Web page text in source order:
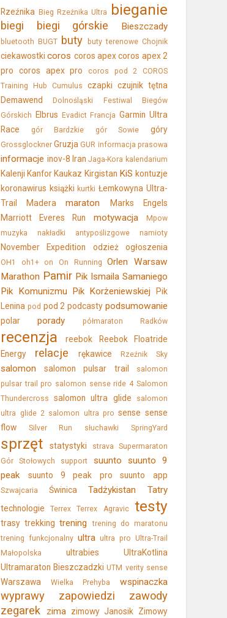
Rzeźnika Bieg Rzeźnika Ultra bieganie
biegi biegi górskie Bieszczady
bluetooth BUGT buty buty terenowe Chojnik
ciekawostki coros coros apex coros apex 2
pro
coros apex pro coros pod 2
COROS
Training Hub
Cumulus czapki czujnik tętna
Demawend
Dolnośląski Festiwal Biegów
Górskich
Elbrus Evadict Francja Garmin Ultra
Race
gór Bardzkie gór Sowie góry
Grossglockner Gruzja GUR informacja prasowa
informacje inov-8 Iran Jaga-Kora kalendarium
Kalenji Kanfor Kaukaz Kirgistan KiS kontuzje
koronawirus książki kurtki Łemkowyna Ultra-
Trail
Madera maraton
Marks Engels
Marriott Everes Run
motywacja
Mpow
muzyka
nakładki antypoślizgowe namioty
November Expedition odzież ogłoszenia
OH1 oh1+ on On Running
Orlen Warsaw
Marathon Pamir Pik Ismaila Samaniego
Pik Komunizmu
Pik Korżeniewskiej
Pik
Lenina pod pod 2 podcasty podsumowanie
polar porady półmaraton Radków
recenzja reebok
Reebok Floatride
Energy
relacje rękawice Rzeźnik Sky
salomon salomon pulsar trail
salomon
pulsar trail pro salomon sense ride 4 Salomon
Thundercross
salomon ultra glide
salomon
ultra glide 2 salomon ultra pro sense sense
flow
Silver Run słuchawki SpringYard
sprzęt statystyki strava
Supermaraton
Gór Stołowych
support suunto
suunto 9
peak
suunto 9 peak pro suunto app
Szwajcaria Świnica Tadżykistan Tatry
technologie Terrex Terrex Agravic testy
trasy trekking trening
trening do maratonu
trening funkcjonalny ultra ultra pro Ultra-Trail
Małopolska
ultrabies
UltraKotlina
Ultramaraton Bieszczadzki UTM verity sense
Warszawa Wielka Prehyba wspinaczka
wyprawy zapowiedzi
zawody
zegarek
zima zimowy Janosik Zimowy